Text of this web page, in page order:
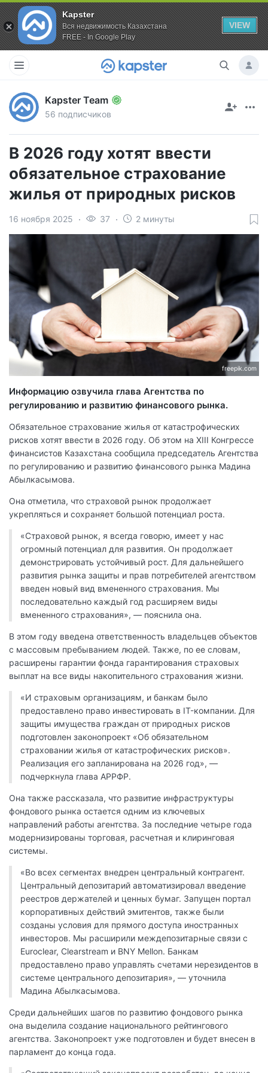
Kapster
Вся недвижимость Казахстана
FREE - In Google Play
VIEW
Kapster Team
56 подписчиков
В 2026 году хотят ввести
обязательное страхование
жилья от природных рисков
16 ноября 2025 37 2 минуты
freepik.com
Информацию озвучила глава Агентства по
регулированию и развитию финансового рынка.
Обязательное страхование жилья от катастрофических
рисков хотят ввести в 2026 году. Об этом на XIII Конгрессе
финансистов Казахстана сообщила председатель Агентства
по регулированию и развитию финансового рынка Мадина
Абылкасымова.
Она отметила, что страховой рынок продолжает
укрепляться и сохраняет большой потенциал роста.
«Страховой рынок, я всегда говорю, имеет у нас
огромный потенциал для развития. Он продолжает
демонстрировать устойчивый рост. Для дальнейшего
развития рынка защиты и прав потребителей агентством
введен новый вид вмененного страхования. Мы
последовательно каждый год расширяем виды
вмененного страхования», — пояснила она.
В этом году введена ответственность владельцев объектов
с массовым пребыванием людей. Также, по ее словам,
расширены гарантии фонда гарантирования страховых
выплат на все виды накопительного страхования жизни.
«И страховым организациям, и банкам было
предоставлено право инвестировать в IT-компании. Для
защиты имущества граждан от природных рисков
подготовлен законопроект «Об обязательном
страховании жилья от катастрофических рисков».
Реализация его запланирована на 2026 год», —
подчеркнула глава АРРФР.
Она также рассказала, что развитие инфраструктуры
фондового рынка остается одним из ключевых
направлений работы агентства. За последние четыре года
модернизированы торговая, расчетная и клиринговая
системы.
«Во всех сегментах внедрен центральный контрагент.
Центральный депозитарий автоматизировал введение
реестров держателей и ценных бумаг. Запущен портал
корпоративных действий эмитентов, также были
созданы условия для прямого доступа иностранных
инвесторов. Мы расширили междепозитарные связи с
Euroclear, Clearstream и BNY Mellon. Банкам
предоставлено право управлять счетами нерезидентов в
системе центрального депозитария», — уточнила
Мадина Абылкасымова.
Среди дальнейших шагов по развитию фондового рынка
она выделила создание национального рейтингового
агентства. Законопроект уже подготовлен и будет внесен в
парламент до конца года.